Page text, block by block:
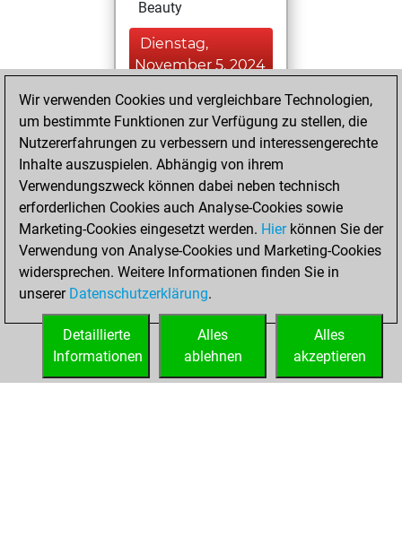
Beauty
Dienstag,
November 5, 2024
You achieved a
BeautyScore of 30
Fritz
achieved a new Elo
of 1564
Mittwoch,
Oktober 30, 2024
You created
your Fritz account
Wir verwenden Cookies und vergleichbare Technologien,
um bestimmte Funktionen zur Verfügung zu stellen, die
Nutzererfahrungen zu verbessern und interessengerechte
Inhalte auszuspielen. Abhängig von ihrem
Verwendungszweck können dabei neben technisch
erforderlichen Cookies auch Analyse-Cookies sowie
Marketing-Cookies eingesetzt werden. Hierkönnen Sie der
Verwendung von Analyse-Cookies und Marketing-Cookies
widersprechen. Weitere Informationen finden Sie in
unserer Datenschutzerklärung.
Alles
akzeptieren
Alles
ablehnen
Detaillierte
Informationen